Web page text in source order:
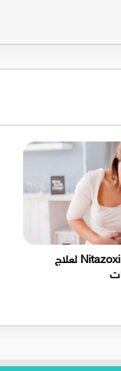
شراب نيتازوكسين Nitazoxin لعلاج